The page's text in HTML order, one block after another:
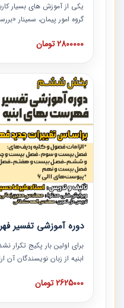
یکی از آموزش‏‏‏‏‏‏ های بسیار
گروه امور پیمان، سمینار
است که در دانشگاه
نکات کلیدی مربوط به اسناد
پیمان به همراه تجربیات
2800000 تومان
دوره آموزشی تفسیر
برای اولین بار پکیج تکرار
ابنیه از زبان نویسندگان
ردیف ها و مطالب فهرست
دوره به صورت کامل تصویری
2625000 تومان